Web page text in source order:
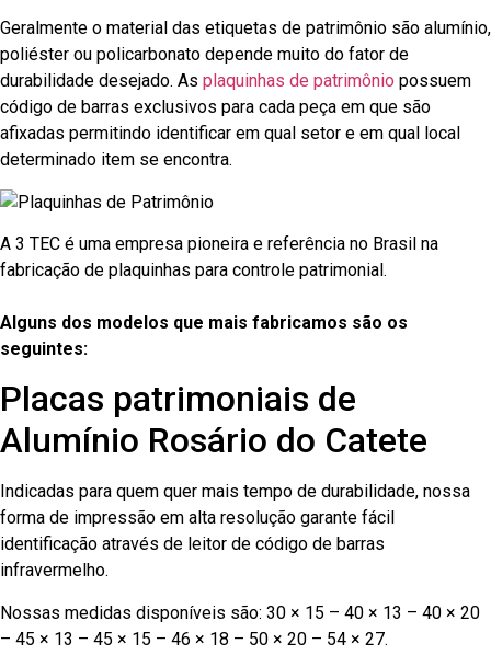
Geralmente o material das etiquetas de patrimônio são alumínio,
poliéster ou policarbonato depende muito do fator de
durabilidade desejado. As plaquinhas de patrimônio possuem
código de barras exclusivos para cada peça em que são
afixadas permitindo identificar em qual setor e em qual local
determinado item se encontra.
A 3 TEC é uma empresa pioneira e referência no Brasil na
fabricação de plaquinhas para controle patrimonial.
Alguns dos modelos que mais fabricamos são os
seguintes:
Placas patrimoniais de
Alumínio Rosário do Catete
Indicadas para quem quer mais tempo de durabilidade, nossa
forma de impressão em alta resolução garante fácil
identificação através de leitor de código de barras
infravermelho.
Nossas medidas disponíveis são: 30 × 15 – 40 × 13 – 40 × 20
– 45 × 13 – 45 × 15 – 46 × 18 – 50 × 20 – 54 × 27.